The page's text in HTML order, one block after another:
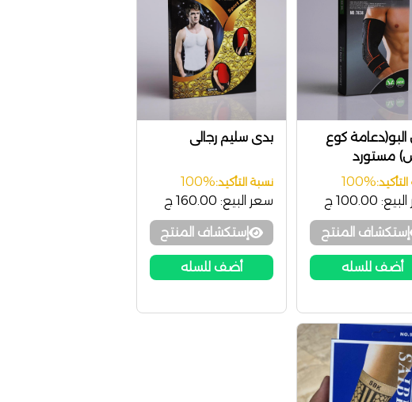
كوع
مستورد
Elbow Support
100%
100.00 ج
إستكشاف المنتج
أضف للسله
بدى سليم رجالى
نسبة التأكيد:100%
سعر البيع: 160.00 ج
إستكشاف المنتج
أضف للسله